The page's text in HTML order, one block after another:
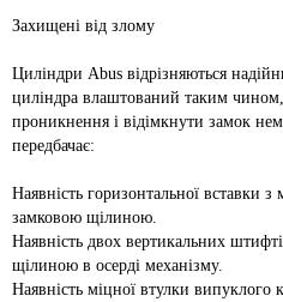
Захищені від злому
Циліндри Abus відрізняються
циліндра влаштований таким
проникнення і відімкнути замок
передбачає:
Наявність горизонтальної вставки
замковою щілиною.
Наявність двох вертикальних
щілиною в осерді механізму.
Наявність міцної втулки випуклого